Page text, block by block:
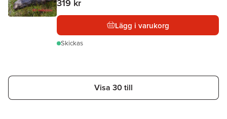
319 kr
Lägg i varukorg
Skickas
Visa 30 till